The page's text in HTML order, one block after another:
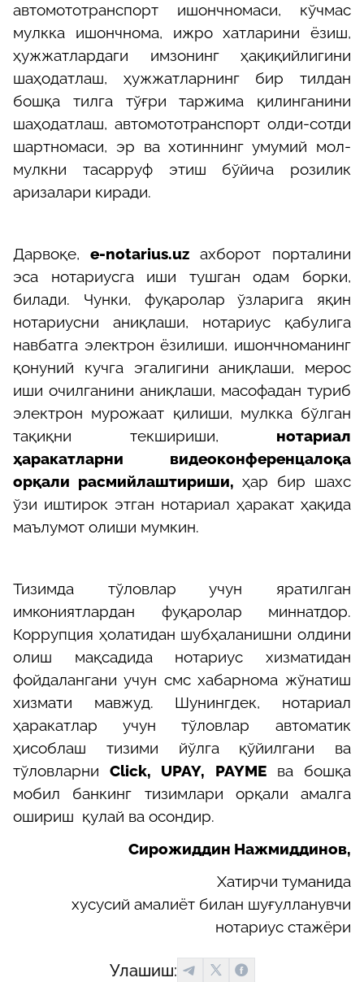
автомототранспорт ишончномаси, кўчмас
мулкка ишончнома, ижро хатларини ёзиш,
ҳужжатлардаги имзонинг ҳақиқийлигини
шаҳодатлаш, ҳужжатларнинг бир тилдан
бошқа тилга тўғри таржима қилинганини
шаҳодатлаш, автомототранспорт олди-сотди
шартномаси, эр ва хотиннинг умумий мол-
мулкни тасарруф этиш бўйича розилик
аризалари киради.
Дарвоқе, е-notarius.uzахборот порталини
эса нотариусга иши тушган одам борки,
билади. Чунки, фуқаролар ўзларига яқин
нотариусни аниқлаши, нотариус қабулига
навбатга электрон ёзилиши, ишончноманинг
қонуний кучга эгалигини аниқлаши, мерос
иши очилганини аниқлаши, масофадан туриб
электрон мурожаат қилиши, мулкка бўлган
тақиқни текшириши, нотариал
ҳаракатларни видеоконференцалоқа
орқали расмийлаштириши, ҳар бир шахс
ўзи иштирок этган нотариал ҳаракат ҳақида
маълумот олиши мумкин.
Тизимда тўловлар учун яратилган
имкониятлардан фуқаролар миннатдор.
Коррупция ҳолатидан шубҳаланишни олдини
олиш мақсадида нотариус хизматидан
фойдалангани учун смс хабарнома жўнатиш
хизмати мавжуд. Шунингдек, нотариал
ҳаракатлар учун тўловлар автоматик
ҳисоблаш тизими йўлга қўйилгани ва
тўловларниClick, UPAY, PAYMEва бошқа
мобил банкинг тизимлари орқали амалга
ошириш қулай ва осондир.
Сирожиддин Нажмиддинов,
Хатирчи туманида
хусусий амалиёт билан шуғулланувчи
нотариус стажёри
Улашиш: